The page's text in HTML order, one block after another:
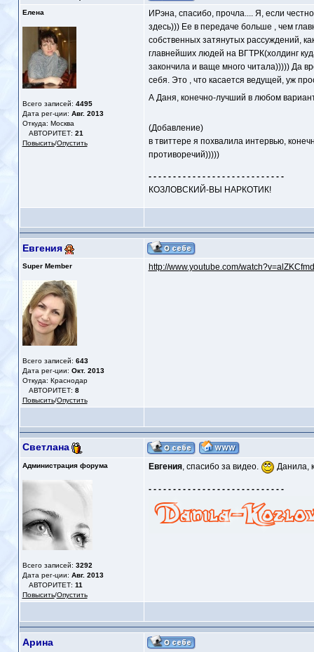
Елена
Всего записей: 4495
Дата рег-ции: Авг. 2013
Откуда: Москва
АВТОРИТЕТ: 21
Повысить/Опустить
ИРэна, спасибо, прочла.... Я, если
здесь))) Ее в передаче больше , чем
собственных затянутых рассуждений,
главнейших людей на ВГТРК(холдинг
закончила и ваще много читала))))) Да
себя. Это , что касается ведущей, уж
А Даня, конечно-лучший в любом
(Добавление)
в твиттере я похвалила интервью,
противоречий)))))
- - - - - - - - - - - - - - - - - - - - - - - - - - - -
КОЗЛОВСКИЙ-ВЫ НАРКОТИК!
Евгения
Super Member
Всего записей: 643
Дата рег-ции: Окт. 2013
Откуда: Краснодар
АВТОРИТЕТ: 8
Повысить/Опустить
http://www.youtube.com/
Светлана
Администрация форума
Всего записей: 3292
Дата рег-ции: Авг. 2013
АВТОРИТЕТ: 11
Повысить/Опустить
Евгения, спасибо за видео. Данила,
- - - - - - - - - - - - - - - - - - - - - - - - - - - -
Арина